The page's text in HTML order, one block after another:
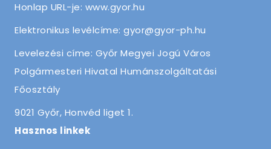
Honlap URL-je: www.gyor.hu
Elektronikus levélcíme: gyor@gyor-ph.hu
Levelezési címe: Győr Megyei Jogú Város
Polgármesteri Hivatal Humánszolgáltatási
Főosztály
9021 Győr, Honvéd liget 1.
Hasznos linkek